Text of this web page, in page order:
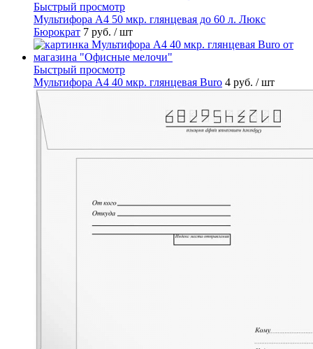
Быстрый просмотр
Мультифора А4 50 мкр. глянцевая до 60 л. Люкс
Бюрократ 7 руб. / шт
Быстрый просмотр
Мультифора А4 40 мкр. глянцевая Buro 4 руб. / шт